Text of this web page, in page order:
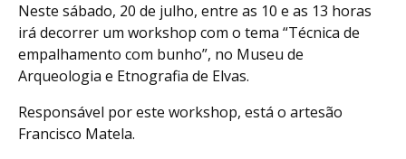
Neste sábado, 20 de julho, entre as 10 e as 13 horas
irá decorrer um workshop com o tema “Técnica de
empalhamento com bunho”, no Museu de
Arqueologia e Etnografia de Elvas.
Responsável por este workshop, está o artesão
Francisco Matela.